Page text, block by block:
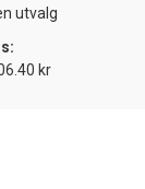
utvalg
kr